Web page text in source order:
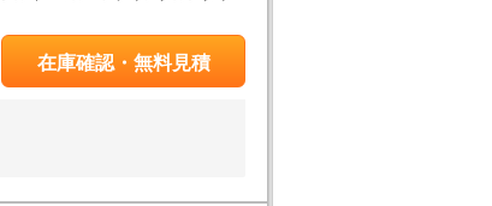
在庫確認・無料見積